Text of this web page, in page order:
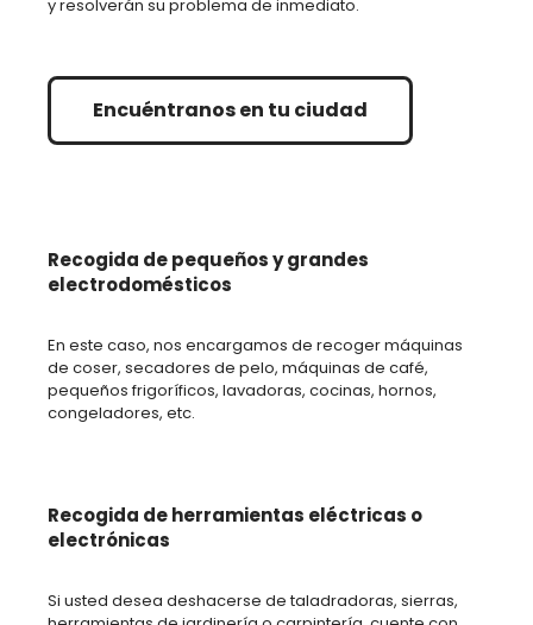
y resolverán su problema de inmediato.
Encuéntranos en tu ciudad
Recogida de pequeños y grandes
electrodomésticos
En este caso, nos encargamos de recoger máquinas
de coser, secadores de pelo, máquinas de café,
pequeños frigoríficos, lavadoras, cocinas, hornos,
congeladores, etc.
Recogida de herramientas eléctricas o
electrónicas
Si usted desea deshacerse de taladradoras, sierras,